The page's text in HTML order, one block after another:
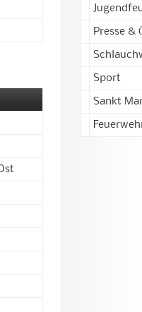
Presse
Sport
Sankt